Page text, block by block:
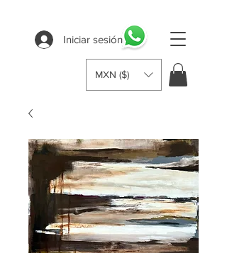
MXN ($)
Iniciar sesión